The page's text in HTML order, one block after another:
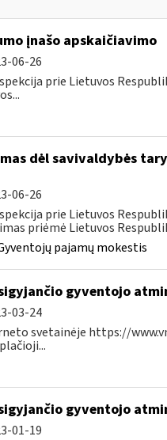
įnašo apskaičiavimo
06-26
prie Lietuvos
dėl savivaldybės
06-26
prie Lietuvos
priėmė Lietuvos
pajamų mokestis
gyventojo
03-24
svetainėje https://
gyventojo
01-19